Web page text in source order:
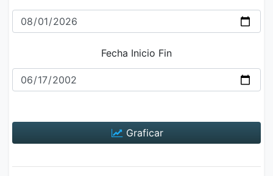
Fecha Inicio Fin
Graficar